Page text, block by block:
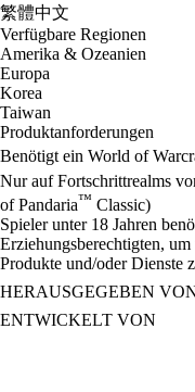
繁體中文
Verfügbare Regionen
Amerika & Ozeanien
Europa
Korea
Taiwan
Produktanforderungen
Benötigt ein World of
Nur auf Fortschrittrealms
of Pandaria™ Classic)
Spieler unter 18 Jahren
Erziehungsberechtigten,
Produkte und/oder Dienste
HERAUSGEGEBEN
ENTWICKELT VON